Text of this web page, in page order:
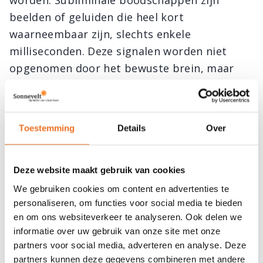
Toestemming Details Over
Deze website maakt gebruik van cookies
We gebruiken cookies om content en advertenties te
personaliseren, om functies voor social media te bieden
en om ons websiteverkeer te analyseren. Ook delen we
informatie over uw gebruik van onze site met onze
partners voor social media, adverteren en analyse. Deze
partners kunnen deze gegevens combineren met andere
beelden of geluiden die heel kort
waarneembaar zijn, slechts enkele
milliseconden. Deze signalen worden niet
opgenomen door het bewuste brein, maar
wel door het onbewuste deel. Met deze
signalen kan men het onbewuste brein
Intuïtie is een ontastbaar iets, diep ingebed
in de hersenstructuur van de mens. De
menselijke intuïtie kan een zeer waardevol
instrument zijn bij het nemen van
beslissingen. Toch kan men niet blind varen